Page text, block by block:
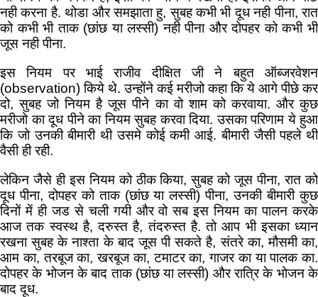
नही करना है. थोडा और समझाता हु, सुबह कभी भी दूध नही पीना, रात
को कभी भी ताक (छांछ या लस्सी) नही पीना और दोपहर को कभी भी
जूस नही पीना.
इस नियम पर भाई राजीव दीक्षित जी ने बहुत ऑब्जरवेशन
(observation) किये थे. उन्होंने कई मरीजो कहा कि ये आगे पीछे कर
दो, सुबह जो नियम है जूस पीने का वो शाम को करवाया. और कुछ
मरीजो का दूध पीने का नियम सुबह करवा दिया. उसका परिणाम ये हुआ
कि जो उनकी बीमारी थी उसमे कोई कमी आई. बीमारी जैसी पहले थी
वैसी ही रही.
लेकिन जैसे ही इस नियम को ठीक किया, सुबह को जूस पीना, रात को
दूध पीना, दोपहर को ताक (छांछ या लस्सी) पीना, उनकी बीमारी कुछ
दिनों में ही जड से चली गयी और वो सब इस नियम का पालन करके
आज तक स्वस्थ है, दरुस्त है, तंदरुस्त है. तो आप भी इसका ध्यान
रखना सुबह के नाश्ता के बाद जूस पी सकते है, संतरे का, मौसमी का,
आम का, तरबूज का, खरबूज का, टमाटर का, गाजर का या पालक का.
दोपहर के भोजन के बाद ताक (छांछ या लस्सी) और रात्रि के भोजन के
बाद दूध.